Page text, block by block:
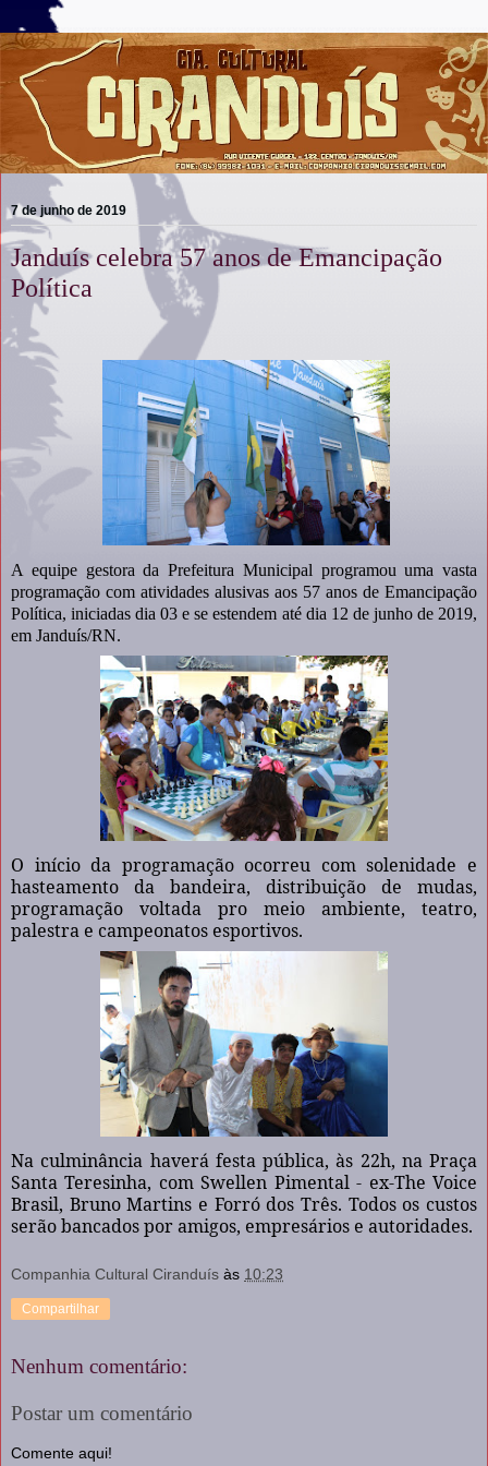
7 de junho de 2019
Janduís celebra 57 anos de Emancipação
Política
A equipe gestora da Prefeitura Municipal programou uma vasta
programação com atividades alusivas aos 57 anos de Emancipação
Política, iniciadas dia 03 e se estendem até dia 12 de junho de 2019,
em Janduís/RN.
O início da programação ocorreu com solenidade e
hasteamento da bandeira, distribuição de mudas,
programação voltada pro meio ambiente, teatro,
palestra e campeonatos esportivos.
Na culminância haverá festa pública, às 22h, na Praça
Santa Teresinha, com Swellen Pimental - ex-The Voice
Brasil, Bruno Martins e Forró dos Três. Todos os custos
serão bancados por amigos, empresários e autoridades.
Companhia Cultural Ciranduís às 10:23
Compartilhar
Nenhum comentário:
Postar um comentário
Comente aqui!